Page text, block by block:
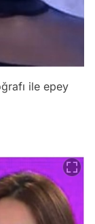
ile epey